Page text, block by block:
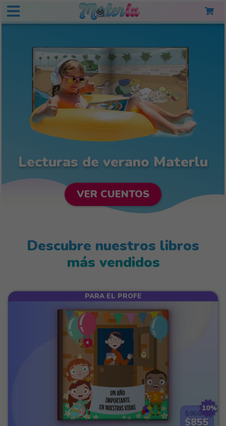
Cuentos personalizados
Lecturas de verano Materlu
VER CUENTOS
Descubre nuestros libros
más vendidos
10%
$950
$855
PARA EL PROFE